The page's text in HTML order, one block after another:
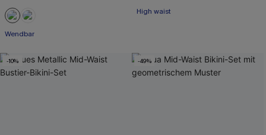
Wendbar
High waist
-10% -49%